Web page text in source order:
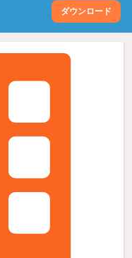
ダウンロード